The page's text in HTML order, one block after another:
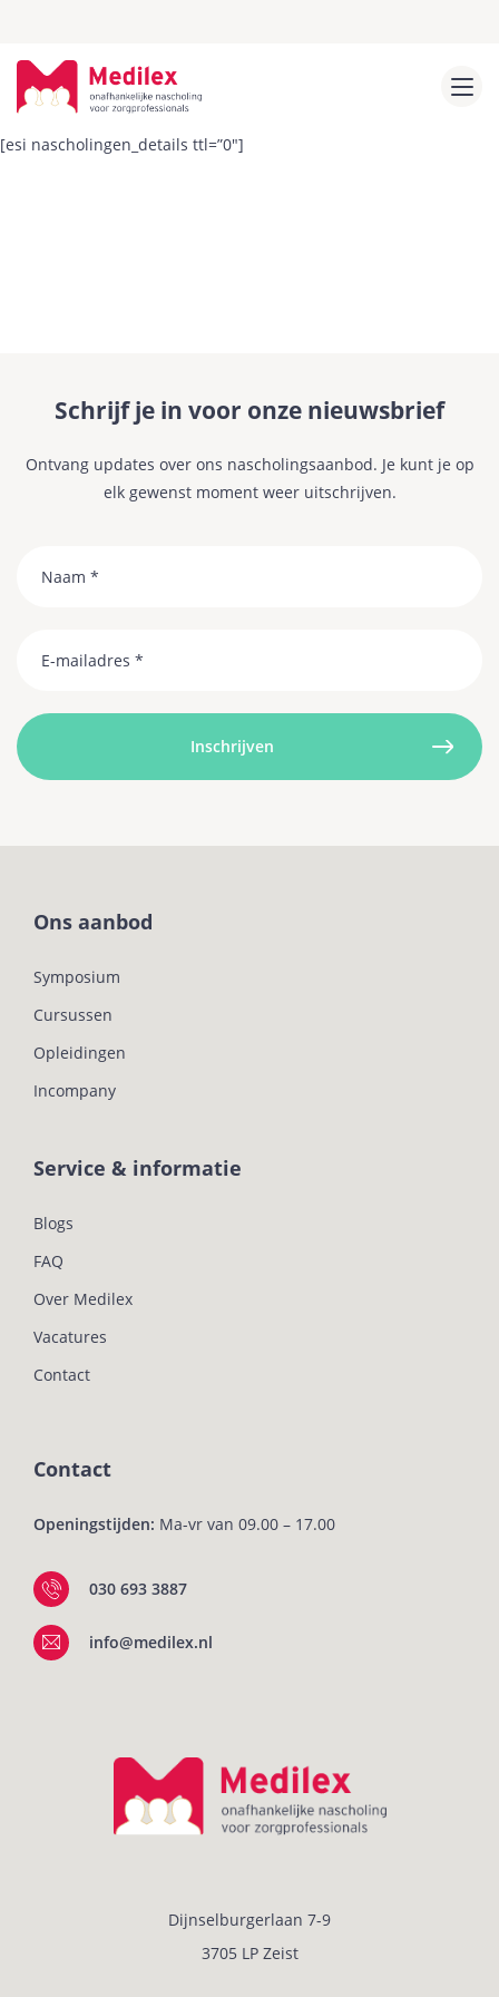
[esi nascholingen_details ttl=”0″]
Schrijf je in voor onze nieuwsbrief
Ontvang updates over ons nascholingsaanbod. Je kunt je op
elk gewenst moment weer uitschrijven.
Ons aanbod
Symposium
Cursussen
Opleidingen
Incompany
Service & informatie
Blogs
FAQ
Over Medilex
Vacatures
Contact
Contact
Openingstijden: Ma-vr van 09.00 – 17.00
030 693 3887
info@medilex.nl
Dijnselburgerlaan 7-9
3705 LP Zeist